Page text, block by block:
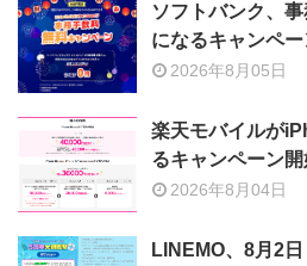
ソフトバンク、
になるキャンペ
2026年8月05日
楽天モバイルが
るキャンペーン開
2026年8月04日
LINEMO、8月2